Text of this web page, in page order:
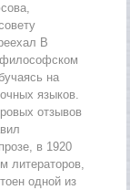
В
философском
на
языков.
отзывов
в 1920
литераторов,
одной из